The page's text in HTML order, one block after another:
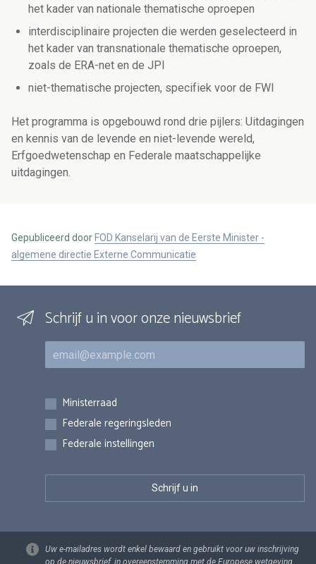
het kader van nationale thematische oproepen
interdisciplinaire projecten die werden geselecteerd in
het kader van transnationale thematische oproepen,
zoals de ERA-net en de JPI
niet-thematische projecten, specifiek voor de FWI
Het programma is opgebouwd rond drie pijlers: Uitdagingen
en kennis van de levende en niet-levende wereld,
Erfgoedwetenschap en Federale maatschappelijke
uitdagingen.
Gepubliceerd door FOD Kanselarij van de Eerste Minister -
algemene directie Externe Communicatie
Schrijf u in voor onze nieuwsbrief
E-mail
Inschrijvingen
Ministerraad
Federale regeringsleden
Federale instellingen
Uw e-mailadres wordt enkel bewaard en gebruikt voor uw inschrijving
op de nieuwsbrief, in overeenstemming met de Europese wetgeving